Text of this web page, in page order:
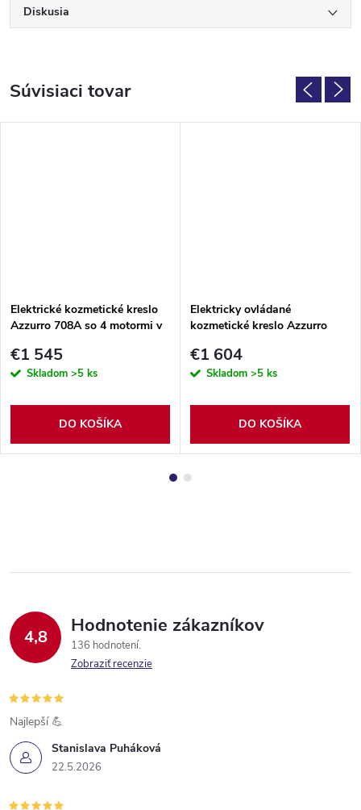
Diskusia
Súvisiaci tovar
Elektrické kozmetické kreslo
Azzurro 708A so 4 motormi v
€1 545
Skladom >5 ks
DO KOŠÍKA
Elektricky ovládané
kozmetické kreslo Azzurro
farby
€1 604
Skladom >5 ks
DO KOŠÍKA
4,8 Hodnotenie zákazníkov
136 hodnotení
Zobraziť recenzie
Stanislava Puháková
22.5.2026
Najlepší 💪